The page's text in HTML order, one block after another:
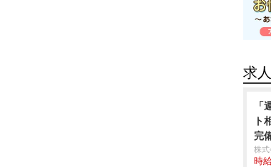
求
ト
完
株式
時